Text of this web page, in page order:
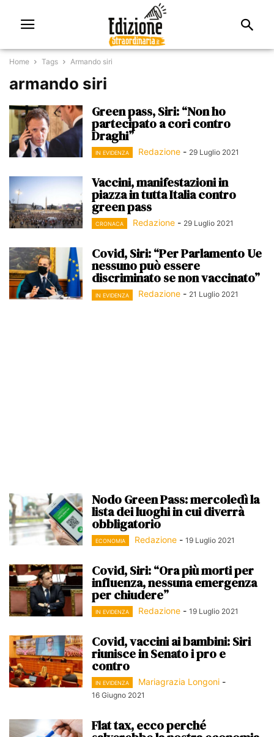
Home Tags Armando siri
armando siri
Green pass, Siri: “Non ho
partecipato a cori contro
Draghi”
IN EVIDENZA Redazione - 29 Luglio 2021
Vaccini, manifestazioni in
piazza in tutta Italia contro
green pass
CRONACA Redazione - 29 Luglio 2021
Covid, Siri: “Per Parlamento Ue
nessuno può essere
discriminato se non vaccinato”
IN EVIDENZA Redazione - 21 Luglio 2021
Nodo Green Pass: mercoledì la
lista dei luoghi in cui diverrà
obbligatorio
ECONOMIA Redazione - 19 Luglio 2021
Covid, Siri: “Ora più morti per
influenza, nessuna emergenza
per chiudere”
IN EVIDENZA Redazione - 19 Luglio 2021
Covid, vaccini ai bambini: Siri
riunisce in Senato i pro e
contro
IN EVIDENZA Mariagrazia Longoni -
16 Giugno 2021
Flat tax, ecco perché